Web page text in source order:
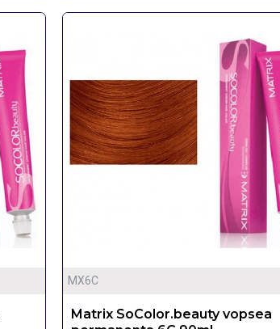
MX6C
Matrix SoColor.beauty vopsea